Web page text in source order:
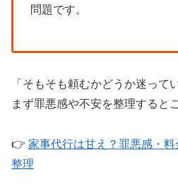
問題です。
「そもそも頼むかどうか迷って
まず罪悪感や不安を整理すると
👉 家事代行は甘え？罪悪感・
整理